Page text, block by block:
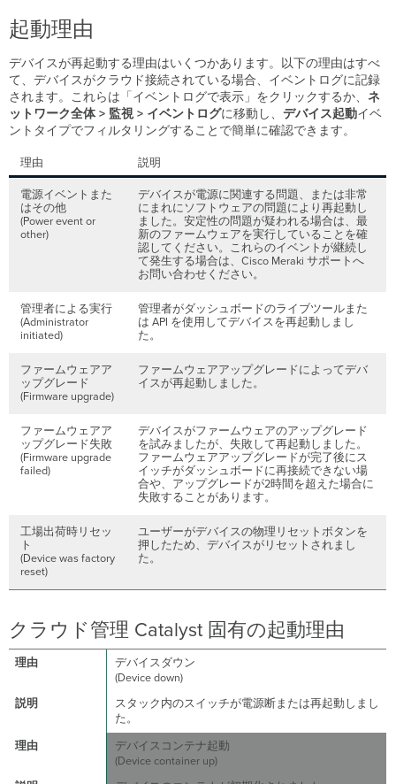
囲
特
定
パ
タ
ー
定
最
の
特
策
の
施
起動理由
デバイスが再起動する理由はいくつかあります。以下の理由はすべ
て、デバイスがクラウド接続されている場合、イベントログに記録
されます。これらは「イベントログで表示」をクリックするか、ネ
ットワーク全体 > 監視 > イベントログに移動し、デバイス起動イベ
ントタイプでフィルタリングすることで簡単に確認できます。
理由 説明
電源イベントまた
はその他
(Power event or
other)
デバイスが電源に関連する問題、または非常
にまれにソフトウェアの問題により再起動し
ました。安定性の問題が疑われる場合は、最
新のファームウェアを実行していることを確
認してください。これらのイベントが継続し
て発生する場合は、Cisco Meraki サポートへ
お問い合わせください。
管理者による実行
(Administrator
initiated)
管理者がダッシュボードのライブツールまた
は API を使用してデバイスを再起動しまし
た。
ファームウェアア
ップグレード
(Firmware upgrade)
ファームウェアアップグレードによってデバ
イスが再起動しました。
ファームウェアア
ップグレード失敗
(Firmware upgrade
failed)
デバイスがファームウェアのアップグレード
を試みましたが、失敗して再起動しました。
ファームウェアアップグレードが完了後にス
イッチがダッシュボードに再接続できない場
合や、アップグレードが2時間を超えた場合に
失敗することがあります。
工場出荷時リセッ
ト
(Device was factory
reset)
ユーザーがデバイスの物理リセットボタンを
押したため、デバイスがリセットされまし
た。
クラウド管理 Catalyst 固有の起動理由
デバイスダウン
(Device down)
スタック内のスイッチが電源断または再起動しまし
た。
デバイスコンテナ起動
(Device container up)